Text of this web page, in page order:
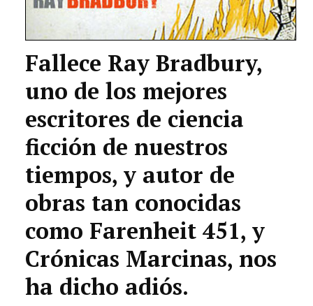
Fallece Ray Bradbury,
uno de los mejores
escritores de ciencia
ficción de nuestros
tiempos, y autor de
obras tan conocidas
como Farenheit 451, y
Crónicas Marcinas, nos
ha dicho adiós.